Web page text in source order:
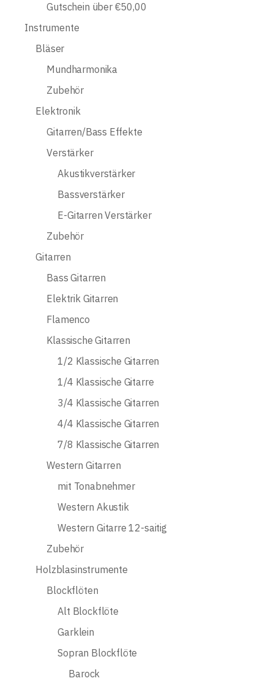
Gutschein über €50,00
Instrumente
Bläser
Mundharmonika
Zubehör
Elektronik
Gitarren/Bass Effekte
Verstärker
Akustikverstärker
Bassverstärker
E-Gitarren Verstärker
Zubehör
Gitarren
Bass Gitarren
Elektrik Gitarren
Flamenco
Klassische Gitarren
1/2 Klassische Gitarren
1/4 Klassische Gitarre
3/4 Klassische Gitarren
4/4 Klassische Gitarren
7/8 Klassische Gitarren
Western Gitarren
mit Tonabnehmer
Western Akustik
Western Gitarre 12-saitig
Zubehör
Holzblasinstrumente
Blockflöten
Alt Blockflöte
Garklein
Sopran Blockflöte
Barock